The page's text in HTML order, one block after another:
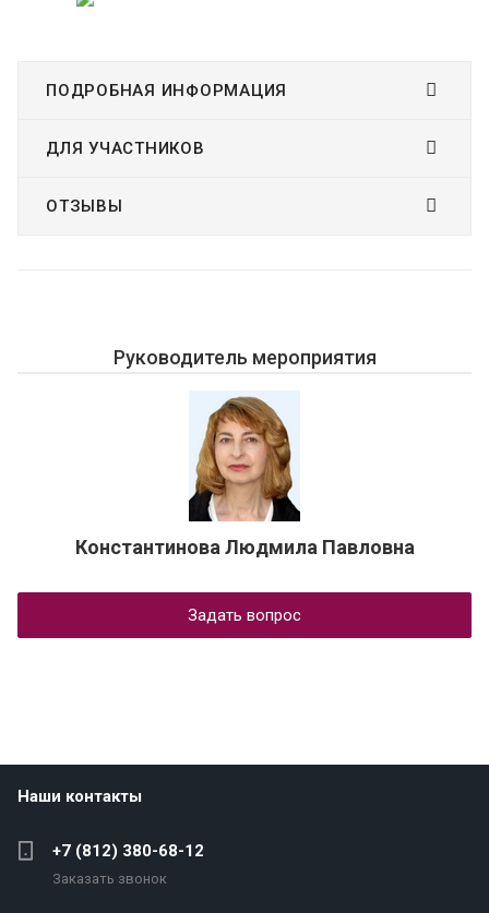
ПОДРОБНАЯ ИНФОРМАЦИЯ
ДЛЯ УЧАСТНИКОВ
ОТЗЫВЫ
Руководитель мероприятия
Константинова Людмила Павловна
Задать вопрос
Наши контакты
+7 (812) 380-68-12
Заказать звонок